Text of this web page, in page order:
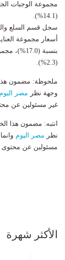
(14.1%).
بنسبة
(2.3%).
ملحوظة: مضمون هذا
وجهة نظر مصر اليوم
غير مسئولين عن
انتبه: مضمون هذا
نظر مصر اليوم
مسئولين عن محتوى
الأكثر شهرة